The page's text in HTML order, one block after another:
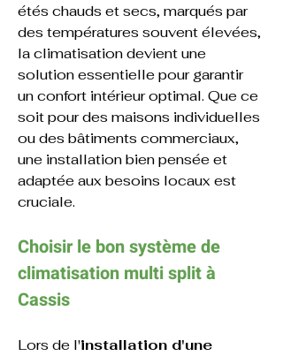
étés chauds et secs, marqués par
des températures souvent élevées,
la climatisation devient une
solution essentielle pour garantir
un confort intérieur optimal. Que ce
soit pour des maisons individuelles
ou des bâtiments commerciaux,
une installation bien pensée et
adaptée aux besoins locaux est
cruciale.
Choisir le bon système de
climatisation multi split à
Cassis
Lors de l'installation d'une